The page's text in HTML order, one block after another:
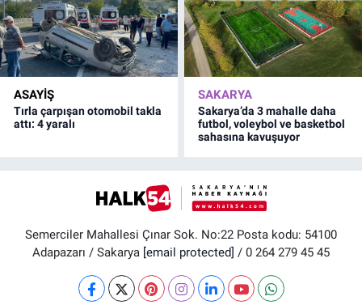
ASAYİŞ
Tırla çarpışan otomobil takla
attı: 4 yaralı
SAKARYA
Sakarya’da 3 mahalle daha
futbol, voleybol ve basketbol
sahasına kavuşuyor
Semerciler Mahallesi Çınar Sok. No:22 Posta kodu: 54100
Adapazarı / Sakarya [email protected] / 0 264 279 45 45